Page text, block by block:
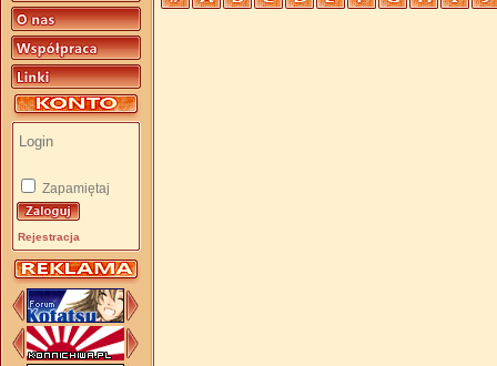
Zapamiętaj
Rejestracja